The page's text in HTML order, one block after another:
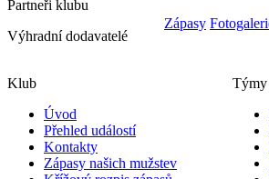
Partneři klubu
Výhradní dodavatelé
Zápasy
Klub
Úvod
Přehled událostí
Kontakty
Zápasy našich mužstev
Týmy